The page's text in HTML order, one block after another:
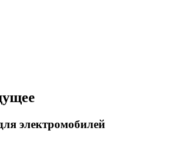
электромобилей